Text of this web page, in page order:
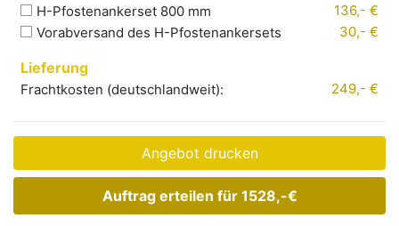
H-Pfostenankerset 800 mm
136,- €
Vorabversand des H-Pfostenankersets 30,- €
Lieferung
Frachtkosten (deutschlandweit): 249,- €
Angebot drucken
Auftrag erteilen für 1528,-€